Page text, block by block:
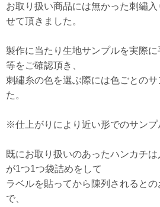
お取り扱い商品には無かった刺繡
せて頂きました。
製作に当たり生地サンプルを実際
等をご確認頂き、
刺繡糸の色を選ぶ際には色ごとの
た。
※仕上がりにより近い形でのサンプ
既にお取り扱いのあったハンカチ
が1つ1つ袋詰めをして
ラベルを貼ってから陳列されると
で、